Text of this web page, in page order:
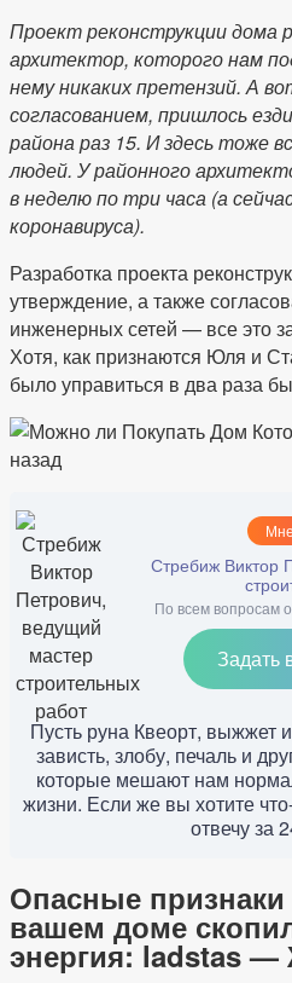
Проект реконструкции дома
архитектор, которого нам
нему никаких претензий. А
согласованием, пришлось
района раз 15. И здесь тоже
людей. У районного
в неделю по три часа (а
коронавируса).
Разработка проекта
утверждение, а также
инженерных сетей — все это
Хотя, как признаются Юля и
было управиться в два раза
Стребиж Виктор
По всем вопросам
Задать
Пусть руна Квеорт, выжжет
зависть, злобу, печаль и
которые мешают нам
жизни. Если же вы хотите
отвечу за
Опасные признаки
вашем доме
энергия: ladstas